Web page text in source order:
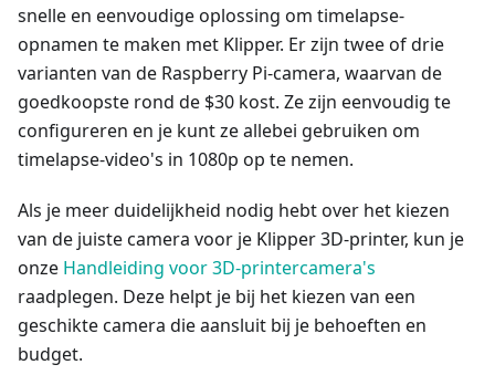
snelle en eenvoudige oplossing om timelapse-
opnamen te maken met Klipper. Er zijn twee of drie
varianten van de Raspberry Pi-camera, waarvan de
goedkoopste rond de $30 kost. Ze zijn eenvoudig te
configureren en je kunt ze allebei gebruiken om
timelapse-video's in 1080p op te nemen.
Als je meer duidelijkheid nodig hebt over het kiezen
van de juiste camera voor je Klipper 3D-printer, kun je
onze Handleiding voor 3D-printercamera's
raadplegen. Deze helpt je bij het kiezen van een
geschikte camera die aansluit bij je behoeften en
budget.